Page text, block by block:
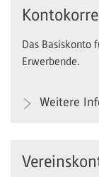
Das Basiskonto
Erwerbende.
Weitere